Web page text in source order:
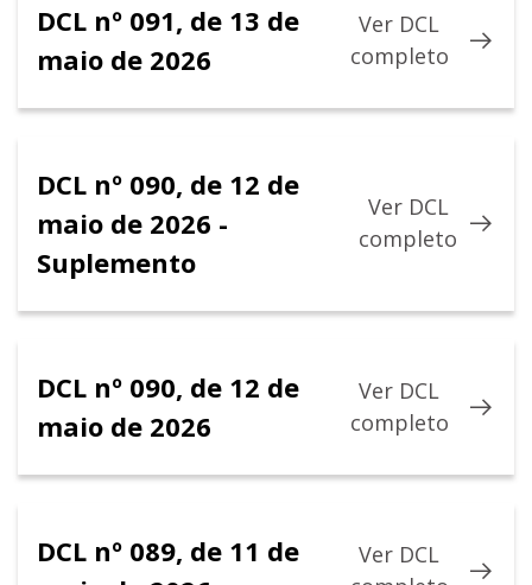
DCL nº 091, de 13 de
maio de 2026
Ver DCL
completo
DCL nº 090, de 12 de
maio de 2026 -
Suplemento
Ver DCL
completo
DCL nº 090, de 12 de
maio de 2026
Ver DCL
completo
DCL nº 089, de 11 de
Ver DCL